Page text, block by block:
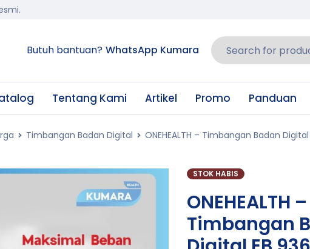
Butuh bantuan? WhatsApp Kumara
Tentang Kami Artikel Promo Panduan
Timbangan Badan Digital ONEHEALTH – Timbangan Badan Digital
STOK HABIS
ONEHEALTH –
Timbangan